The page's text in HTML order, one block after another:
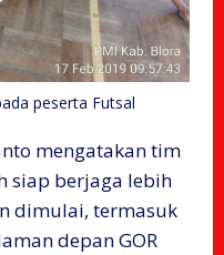
peserta Futsal
mengatakan tim
siap berjaga lebih
dimulai, termasuk
depan GOR